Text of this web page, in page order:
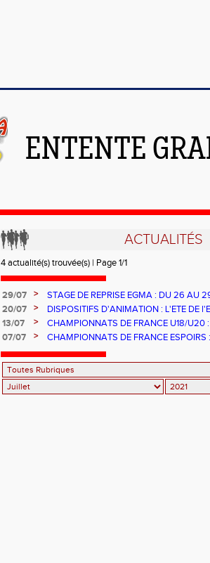
ENTENTE
ACTUALITÉS
4 actualité(s) trouvée(s) | Page 1/1
29/07 >
STAGE DE REPRISE EGMA : DU 26 AU
20/07
>
DISPOSITIFS D'ANIMATION : L'ETE DE
13/07
>
CHAMPIONNATS DE FRANCE U18/U20
NOS QUALIFIÉS
07/07 >
CHAMPIONNATS DE FRANCE